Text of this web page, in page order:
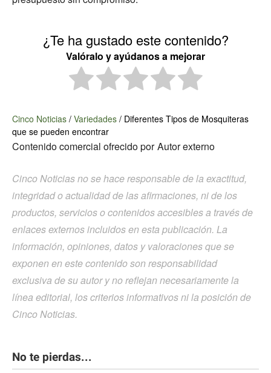
¿Te ha gustado este contenido?
Valóralo y ayúdanos a mejorar
Cinco Noticias / Variedades / Diferentes Tipos de Mosquiteras
que se pueden encontrar
Contenido comercial ofrecido por Autor externo
Cinco Noticias no se hace responsable de la exactitud,
integridad o actualidad de las afirmaciones, ni de los
productos, servicios o contenidos accesibles a través de
enlaces externos incluidos en esta publicación. La
información, opiniones, datos y valoraciones que se
exponen en este contenido son responsabilidad
exclusiva de su autor y no reflejan necesariamente la
línea editorial, los criterios informativos ni la posición de
Cinco Noticias.
No te pierdas...